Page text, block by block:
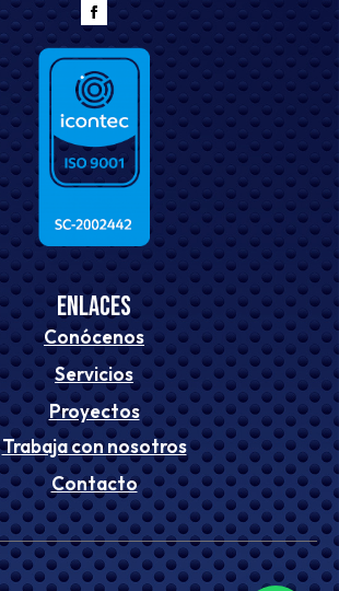
ENLACES
Conócenos
Servicios
Proyectos
Trabaja con nosotros
Contacto